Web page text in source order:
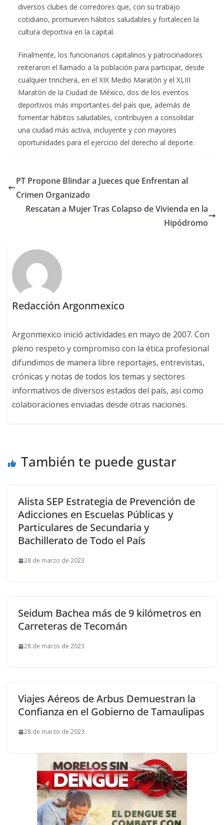
diversos clubes de corredores que, con su trabajo
cotidiano, promueven hábitos saludables y fortalecen la
cultura deportiva en la capital.
Finalmente, los funcionarios capitalinos y patrocinadores
reiteraron el llamado a la población para participar, desde
cualquier trinchera, en el XIX Medio Maratón y el XLIII
Maratón de la Ciudad de México, dos de los eventos
deportivos más importantes del país que, además de
fomentar hábitos saludables, contribuyen a consolidar
una ciudad más activa, incluyente y con mayores
oportunidades para el ejercicio del derecho al deporte.
PT Propone Blindar a Jueces que Enfrentan al
Crimen Organizado
Rescatan a Mujer Tras Colapso de Vivienda en la
Hipódromo
Redacción Argonmexico
Argonmexico inició actividades en mayo de 2007. Con
pleno respeto y compromiso con la ética profesional
difundimos de manera libre reportajes, entrevistas,
crónicas y notas de todos los temas y sectores
informativos de diversos estados del país, así como
colaboraciones enviadas desde otras naciones.
También te puede gustar
Alista SEP Estrategia de Prevención de
Adicciones en Escuelas Públicas y
Particulares de Secundaria y
Bachillerato de Todo el País
28 de marzo de 2023
Seidum Bachea más de 9 kilómetros en
Carreteras de Tecomán
28 de marzo de 2023
Viajes Aéreos de Arbus Demuestran la
Confianza en el Gobierno de Tamaulipas
28 de marzo de 2023